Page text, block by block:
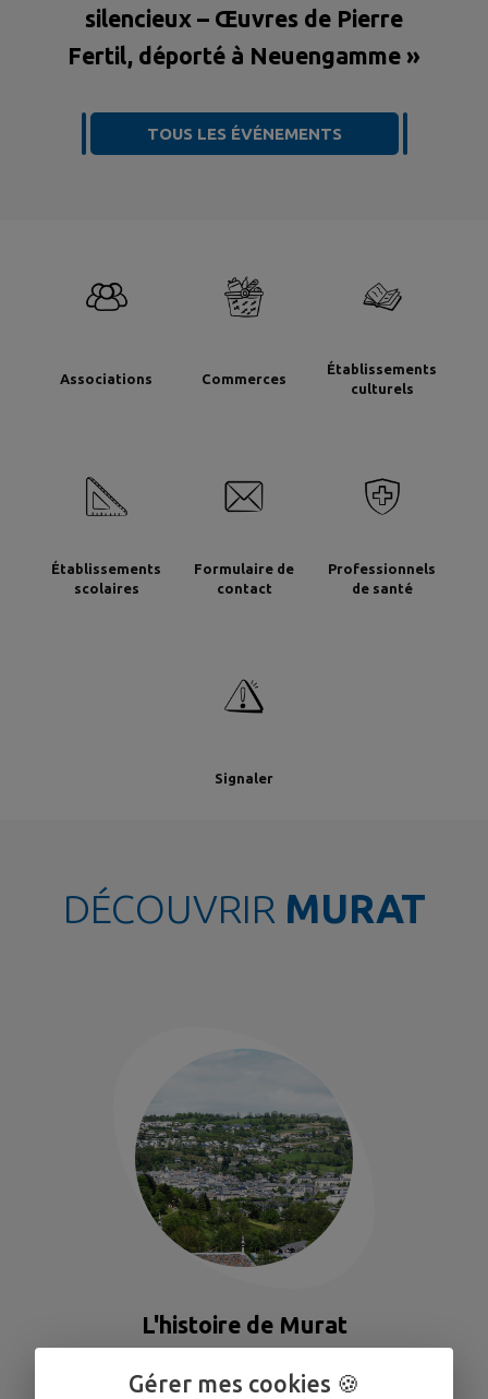
silencieux – Œuvres de Pierre
Fertil, déporté à Neuengamme »
TOUS LES ÉVÉNEMENTS
Associations Commerces
Établissements
culturels
Établissements
scolaires
Formulaire de
contact
Professionnels
de santé
Signaler
DÉCOUVRIR MURAT
L'histoire de Murat
Gérer mes cookies 🍪